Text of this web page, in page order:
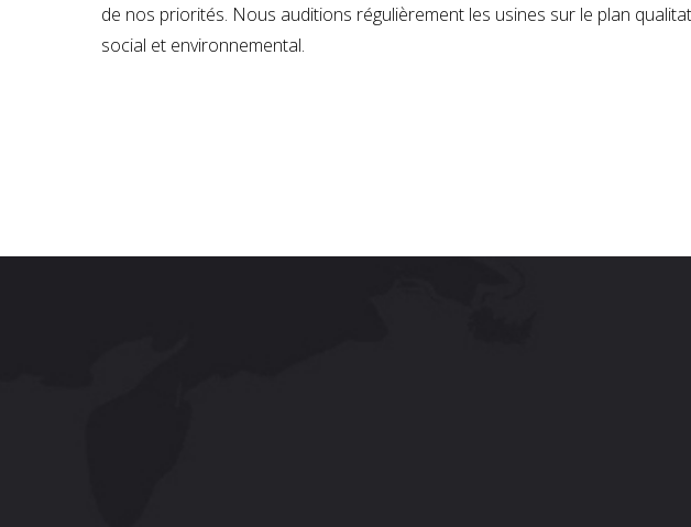
de nos priorités. Nous auditions régulièrement les usines sur le plan
social et environnemental.